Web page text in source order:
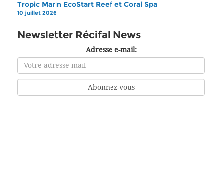
Tropic Marin EcoStart Reef et Coral Spa
10 juillet 2026
Newsletter Récifal News
Adresse e-mail: